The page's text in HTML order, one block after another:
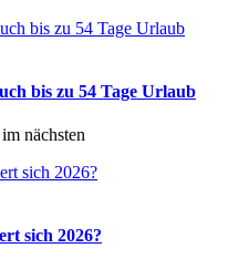
bis zu 54 Tage Urlaub
nächsten
sich 2026?